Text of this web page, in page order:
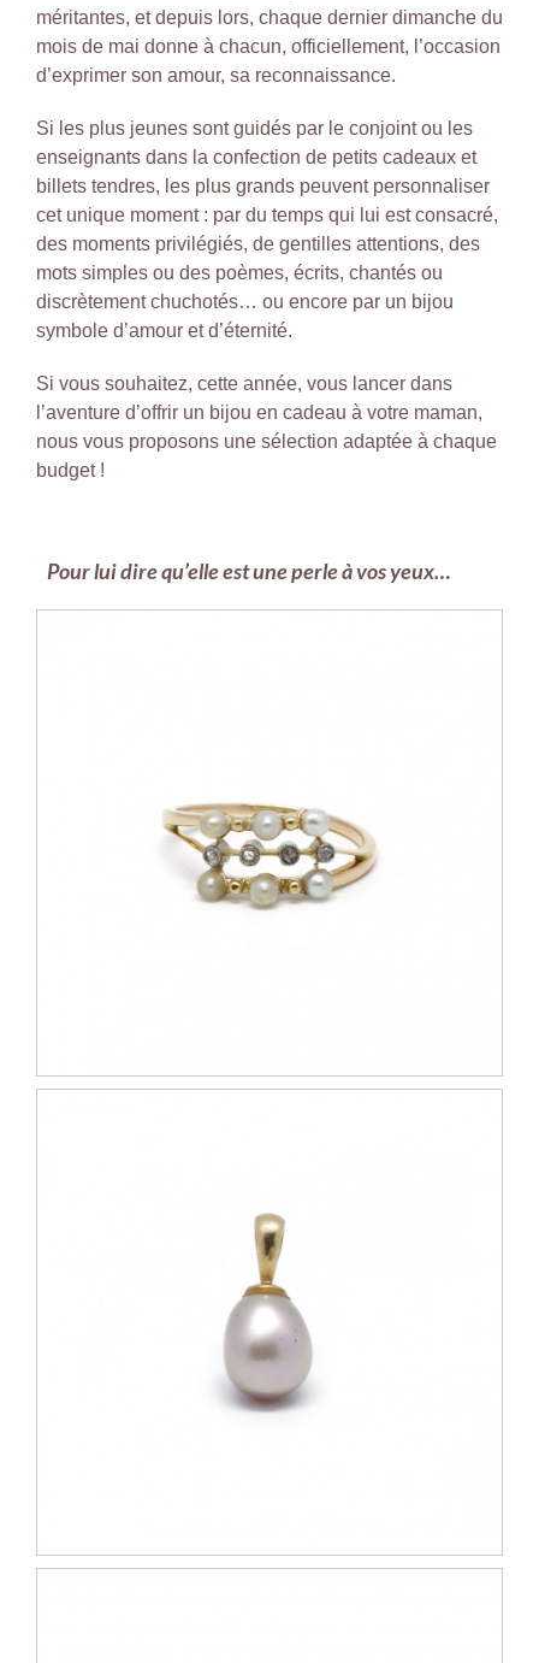
méritantes, et depuis lors, chaque dernier dimanche du
mois de mai donne à chacun, officiellement, l’occasion
d’exprimer son amour, sa reconnaissance.
Si les plus jeunes sont guidés par le conjoint ou les
enseignants dans la confection de petits cadeaux et
billets tendres, les plus grands peuvent personnaliser
cet unique moment : par du temps qui lui est consacré,
des moments privilégiés, de gentilles attentions, des
mots simples ou des poèmes, écrits, chantés ou
discrètement chuchotés… ou encore par un bijou
symbole d’amour et d’éternité.
Si vous souhaitez, cette année, vous lancer dans
l’aventure d’offrir un bijou en cadeau à votre maman,
nous vous proposons une sélection adaptée à chaque
budget !
Pour lui dire qu’elle est une perle à vos yeux…